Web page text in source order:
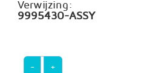
Verwijzing:
9995430-ASSY
- +